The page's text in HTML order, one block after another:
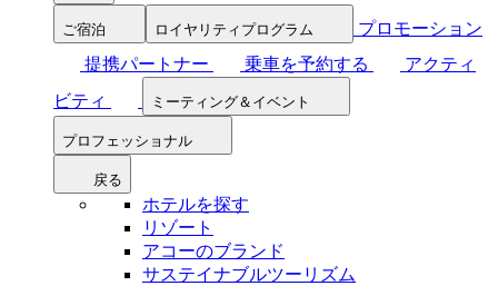
ご宿泊 ロイヤリティプログラム
プロモーション
提携パートナー
乗車を予約する
アクティ
ビティ
ミーティング＆イベント
プロフェッショナル
戻る
ホテルを探す
リゾート
アコーのブランド
サステイナブルツーリズム